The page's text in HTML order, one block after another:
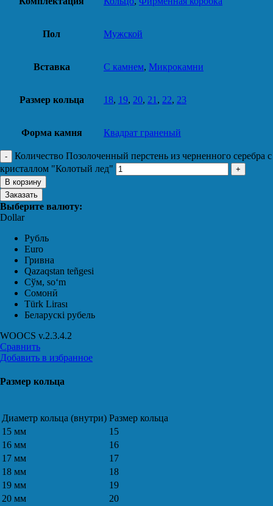
Пол Мужской
Вставка С камнем, Микрокамни
Размер кольца 18, 19, 20, 21 , 22, 23
Форма камня Квадрат граненый
Количество Позолоченный перстень из черненного серебра с
кристаллом "Колотый лед"
В корзину
Заказать
Выберите валюту:
Dollar
Рубль
Euro
Гривна
Qazaqstan teñgesi
Сўм, soʻm
Сомонӣ
Türk Lirası
Беларускі рубель
WOOCS v.2.3.4.2
Сравнить
Добавить в избранное
Размер кольца
Диаметр кольца (внутри) Размер кольца
15 мм
15
16 мм
16
17 мм
17
18 мм
18
19 мм
19
20 мм
20